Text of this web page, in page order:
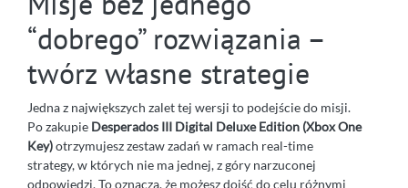
“dobrego” rozwiązania –
twórz własne strategie
Jedna z największych zalet tej wersji to podejście do misji.
Po zakupie Desperados III Digital Deluxe Edition (Xbox One
Key)otrzymujesz zestaw zadań w ramach real-time
strategy, w których nie ma jednej, z góry narzuconej
odpowiedzi. To oznacza, że możesz dojść do celu różnymi